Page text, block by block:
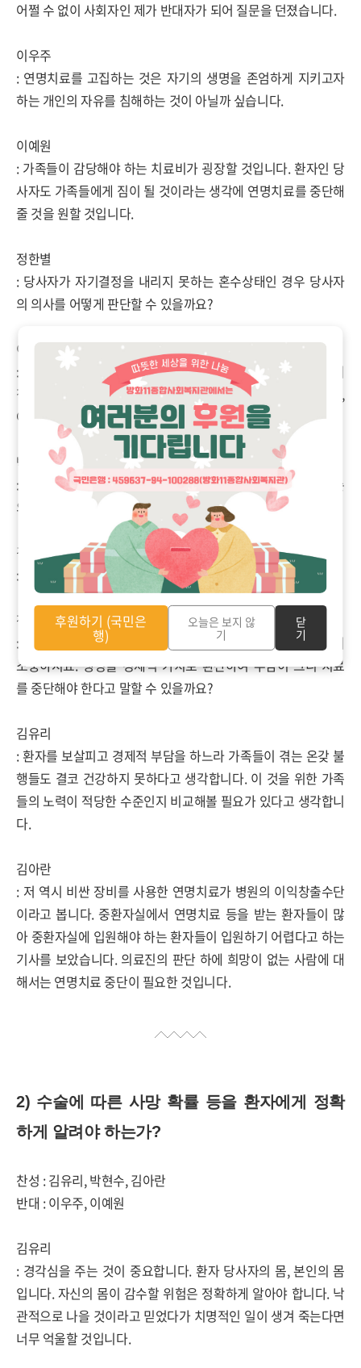
어쩔 수 없이 사회자인 제가 반대자가 되어 질문을 던졌습니다.
이우주
: 연명치료를 고집하는 것은 자기의 생명을 존엄하게 지키고자
하는 개인의 자유를 침해하는 것이 아닐까 싶습니다.
이예원
: 가족들이 감당해야 하는 치료비가 굉장할 것입니다. 환자인 당
사자도 가족들에게 짐이 될 것이라는 생각에 연명치료를 중단해
줄 것을 원할 것입니다.
정한별
: 당사자가 자기결정을 내리지 못하는 혼수상태인 경우 당사자
의 의사를 어떻게 판단할 수 있을까요?
이예원
:
평소 가족들과 나누었던 이야기를 통해 알 수 있겠지요
저희
집에서는 평소 가족들과 이야기를 나눠요.어떻게 죽고 싶은지 ,
어떻게 삶을 마무리하고 싶은지요
박현수
:
누가봐도 가능성이 없는 때 연명치료로서 연명하는 것이 무슨
의미가 있을까요
병원에서 이익을 얻으려는 것으로 보입니다
김유리
:
연명치료는 욕심인 것 같아요 경제적 부담이 상당하니까요
정한별
:
경제적 부담이 많은 것은 사실입니다 .하지만 그만큼 생명 역시
소중하지요.생명을 경제적 가치로 환산하여 부담이 크니 치료
를 중단해야 한다고 말할 수 있을까요?
김유리
: 환자를 보살피고 경제적 부담을 하느라 가족들이 겪는 온갖 불
행들도 결코 건강하지 못하다고 생각합니다. 이 것을 위한 가족
들의 노력이 적당한 수준인지 비교해볼 필요가 있다고 생각합니
다.
김아란
: 저 역시 비싼 장비를 사용한 연명치료가 병원의 이익창출수단
이라고 봅니다.중환자실에서 연명치료 등을 받는 환자들이 많
아 중환자실에 입원해야 하는 환자들이 입원하기 어렵다고 하는
기사를 보았습니다. 의료진의 판단 하에 희망이 없는 사람에 대
해서는 연명치료 중단이 필요한 것입니다.
2) 수술에 따른 사망 확률 등을 환자에게 정확
하게 알려야 하는가?
찬성 :김유리,박현수,김아란
반대 :이우주,이예원
김유리
: 경각심을 주는 것이 중요합니다. 환자 당사자의 몸,본인의 몸
입니다.자신의 몸이 감수할 위험은 정확하게 알아야 합니다. 낙
관적으로 나을 것이라고 믿었다가 치명적인 일이 생겨 죽는다면
너무 억울할 것입니다.
후원하기 (국민은
행)
오늘은 보지 않
기
닫
기